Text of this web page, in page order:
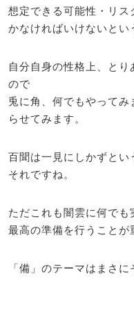
想定できる可能性・リス
かなければいけないとい
自分自身の性格上、と
ので
兎に角、何でもやって
らせてみます。
百聞は一見にしかずとい
それですね。
ただこれも闇雲に何でも
最高の準備を行うことが
「備」のテーマはまさ